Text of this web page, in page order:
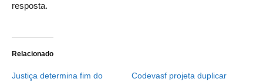
resposta.
Relacionado
Justiça determina fim do
Codevasf projeta duplicar